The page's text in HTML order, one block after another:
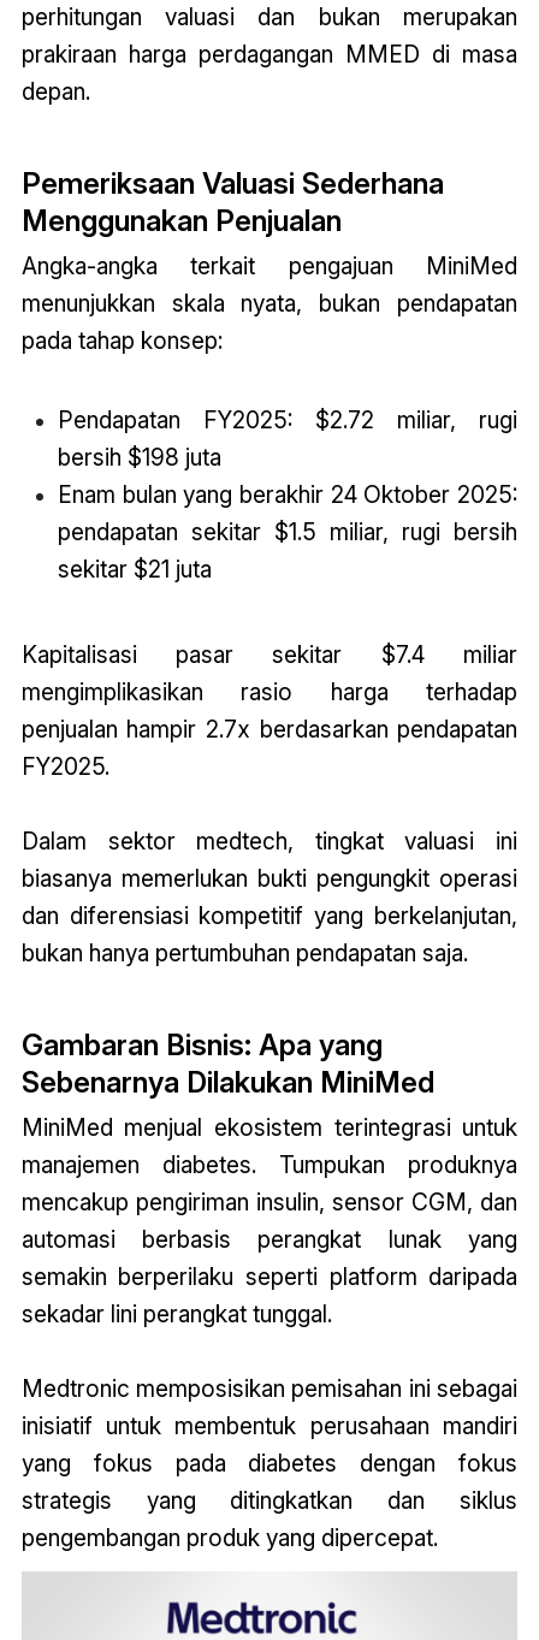
perhitungan valuasi dan bukan merupakan
prakiraan harga perdagangan MMED di masa
depan.
Pemeriksaan Valuasi Sederhana
Menggunakan Penjualan
Angka-angka terkait pengajuan MiniMed
menunjukkan skala nyata, bukan pendapatan
pada tahap konsep:
Pendapatan FY2025: $2.72 miliar, rugi
bersih $198 juta
Enam bulan yang berakhir 24 Oktober 2025:
pendapatan sekitar $1.5 miliar, rugi bersih
sekitar $21 juta
Kapitalisasi pasar sekitar $7.4 miliar
mengimplikasikan rasio harga terhadap
penjualan hampir 2.7x berdasarkan pendapatan
FY2025.
Dalam sektor medtech, tingkat valuasi ini
biasanya memerlukan bukti pengungkit operasi
dan diferensiasi kompetitif yang berkelanjutan,
bukan hanya pertumbuhan pendapatan saja.
Gambaran Bisnis: Apa yang
Sebenarnya Dilakukan MiniMed
MiniMed menjual ekosistem terintegrasi untuk
manajemen diabetes. Tumpukan produknya
mencakup pengiriman insulin, sensor CGM, dan
automasi berbasis perangkat lunak yang
semakin berperilaku seperti platform daripada
sekadar lini perangkat tunggal.
Medtronic memposisikan pemisahan ini sebagai
inisiatif untuk membentuk perusahaan mandiri
yang fokus pada diabetes dengan fokus
strategis yang ditingkatkan dan siklus
pengembangan produk yang dipercepat.